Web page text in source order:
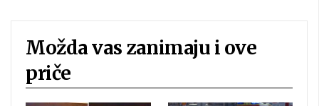
Možda vas zanimaju i ove
priče